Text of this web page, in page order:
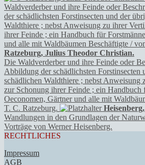
Ratzeburg, Julius Theodor Christian.
Die Waldverderber und ihre Feinde oder
Abbildung der schädlichsten Forstinsecten
schädlichen Waldthiere ; nebst Anweisung
zur Schonung ihrer Feinde ; ein Handbuch
Oeconomen, Gärtner und alle mit
T. C. Ratzeburg.
Wandlungen in den Grundlagen der
Vorträge von Werner Heisenberg.
RECHTLICHES
Impressum
AGB